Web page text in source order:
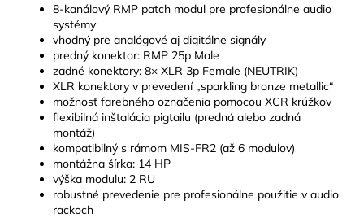
8-kanálový RMP patch modul pre profesionálne audio
systémy
vhodný pre analógové aj digitálne signály
predný konektor: RMP 25p Male
zadné konektory: 8× XLR 3p Female (NEUTRIK)
XLR konektory v prevedení „sparkling bronze metallic“
možnosť farebného označenia pomocou XCR krúžkov
flexibilná inštalácia pigtailu (predná alebo zadná
montáž)
kompatibilný s rámom MIS-FR2 (až 6 modulov)
montážna šírka: 14 HP
výška modulu: 2 RU
robustné prevedenie pre profesionálne použitie v audio
rackoch